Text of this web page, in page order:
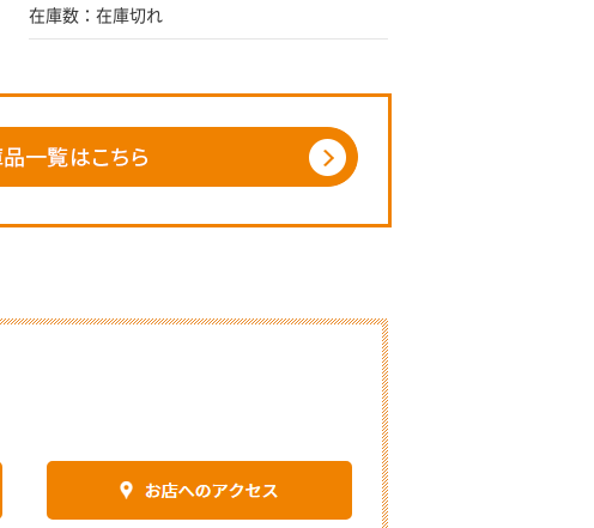
在庫数：在庫切れ